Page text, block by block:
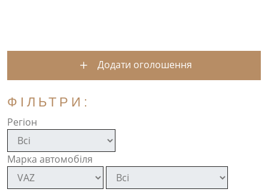
Додати оголошення
ФІЛЬТРИ:
Регіон
Марка автомобіля